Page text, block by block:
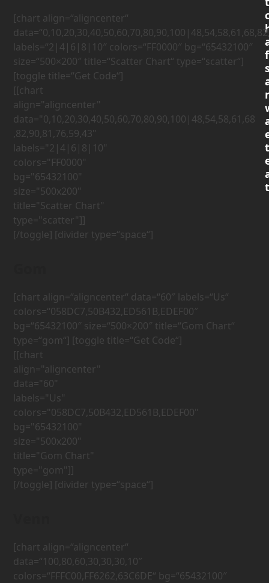
[chart align=“aligncenter“
labels=“2|4|6|8|10″ colors=“FF0000″ bg=“65432100″
size=“500×200″ title=“Scatter Chart“ type=“scatter“]
[toggle title=“Get Code“]
[[chart
align="aligncenter"
data="0,10,20,30,40,50,60,70,80,90,100|48,54,58,61,68
,82,90,81,76,59,43"
labels="2|4|6|8|10"
colors="FF0000"
bg="65432100"
size="500x200"
title="Scatter Chart"
[/toggle] [divider type=“space“]
[chart align=“aligncenter“ data=“60″ labels=“Us“
colors=“058DC7,50B432,ED561B,EDEF00″
bg=“65432100″ size=“500×200″ title=“Gom Chart“
type=“gom“] [toggle title=“Get Code“]
[[chart
align="aligncenter"
data="60"
labels="Us"
colors="058DC7,50B432,ED561B,EDEF00"
bg="65432100"
size="500x200"
title="Gom Chart"
[/toggle] [divider type=“space“]
[chart align=“aligncenter“
data=“100,80,60,30,30,30,10″
colors=“FFFC00,FF6262,63C6DE“ bg=“65432100″
t
t